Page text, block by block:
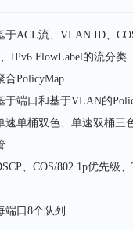
于ACL流、VLAN ID、
、IPv6 FlowLabel的流分类
合PolicyMap
于端口和基于VLAN的
速单桶双色、单速双桶三
、COS/802.1p优先级
端口8个队列